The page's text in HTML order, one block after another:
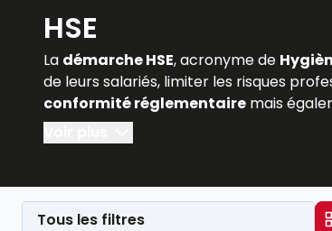
HSE
La démarche HSE, acronyme de
de leurs salariés, limiter les risques
conformité réglementaire mais
économique
la portée du HSE est indispensable. Les
complète ducadre légal et
anticiper et gérer efficacement les
Tous les filtres